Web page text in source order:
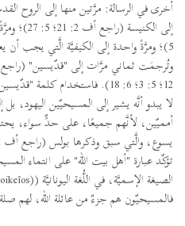
لا يبدو أنَّه يشير إلى المسيحيّين اليهود،
أمميّين، لأنَّهم جميعًا، على حدٍّ سواء،
يسوع، والَّتي سبق وذكرها بولس (راجع أف 2: 13-16).
تؤكّد عبارة "أهل بيت الله" على انتماء
فالمسيحيّون هم جزءٌ من عائلة الله، لهم